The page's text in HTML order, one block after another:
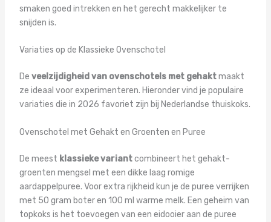
smaken goed intrekken en het gerecht makkelijker te
snijden is.
Variaties op de Klassieke Ovenschotel
De veelzijdigheid van ovenschotels met gehaktmaakt
ze ideaal voor experimenteren. Hieronder vind je populaire
variaties die in 2026 favoriet zijn bij Nederlandse thuiskoks.
Ovenschotel met Gehakt en Groenten en Puree
De meest klassieke variantcombineert het gehakt-
groenten mengsel met een dikke laag romige
aardappelpuree. Voor extra rijkheid kun je de puree verrijken
met 50 gram boter en 100 ml warme melk. Een geheim van
topkoks is het toevoegen van een eidooier aan de puree